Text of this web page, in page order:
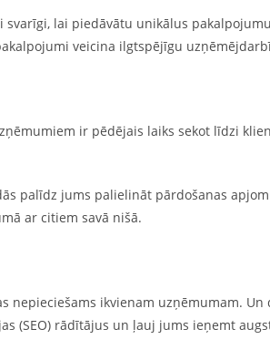
lai piedāvātu unikālus
veicina ilgtspējīgu
ir pēdējais laiks sekot līdzi
palīdz jums palielināt pārdošanas
ar citiem savā nišā.
nepieciešams ikvienam uzņēmumam.
(SEO) rādītājus un ļauj jums ieņemt